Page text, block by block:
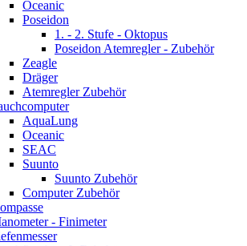
Oceanic
Poseidon
1. - 2. Stufe - Oktopus
Poseidon Atemregler - Zubehör
Zeagle
Dräger
Atemregler Zubehör
AquaLung
Oceanic
SEAC
Suunto
Suunto Zubehör
Computer Zubehör
- Finimeter